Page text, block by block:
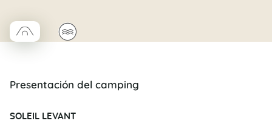
□Coco trapèze
🌊
Presentación del camping
SOLEIL LEVANT